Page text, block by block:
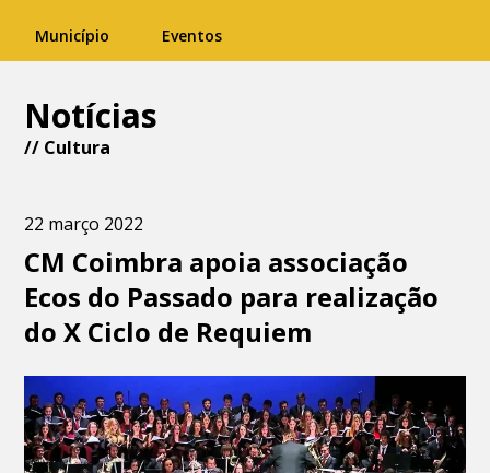
Município Eventos
Notícias
// Cultura
22 março 2022
CM Coimbra apoia associação
Ecos do Passado para realização
do X Ciclo de Requiem